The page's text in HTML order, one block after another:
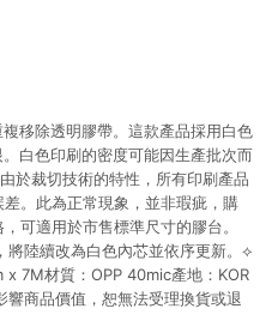
例如首購優惠，P coins，
限。 6. APP 請更新至
，禮物卡，開館保證金，補
購物站上之商品規格、
訊頁及購物車不符，以
準。 10. 點數紅包使用規
於 LINE 購物前往 Pinkoi
訂單，不符合導購資格；承
LINE 購物前往 Pinkoi 頁
移除透明膠帶。這款產品採用白色
白色印刷的密度可能因生產批次而
於裁切技術的特性，所有印刷產品
。此為正常現象，並非瑕疵，購
可適用於市售標準尺寸的膠台。
陸續改為白色內芯並依序更新。⟡
x 7M材質：OPP 40mic產地：KOR
響商品價值，恕無法受理換貨或退